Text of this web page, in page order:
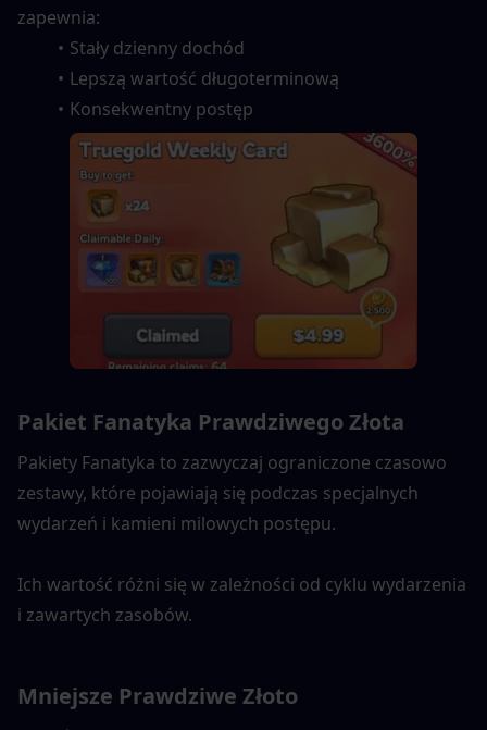
zapewnia:
Stały dzienny dochód
Lepszą wartość długoterminową
Konsekwentny postęp
Pakiet Fanatyka Prawdziwego Złota
Pakiety Fanatyka to zazwyczaj ograniczone czasowo
zestawy, które pojawiają się podczas specjalnych
wydarzeń i kamieni milowych postępu.
Ich wartość różni się w zależności od cyklu wydarzenia
i zawartych zasobów.
Mniejsze Prawdziwe Złoto